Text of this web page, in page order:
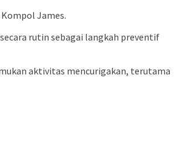
James.
rutin sebagai langkah preventif
aktivitas mencurigakan, terutama